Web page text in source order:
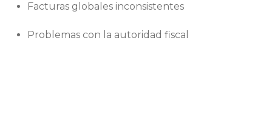
Facturas globales inconsistentes
Problemas con la autoridad fiscal